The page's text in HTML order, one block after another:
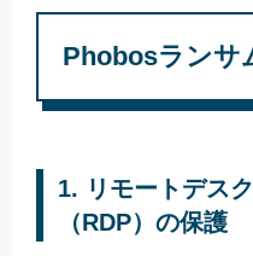
Phobosランサ
1. リモートデス
（RDP）の保護